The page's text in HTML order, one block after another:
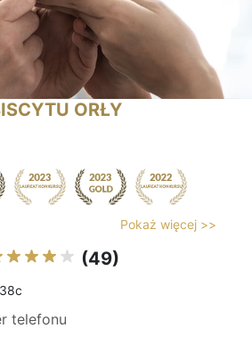
ORŁY
Pokaż więcej >>
(49)
telefonu